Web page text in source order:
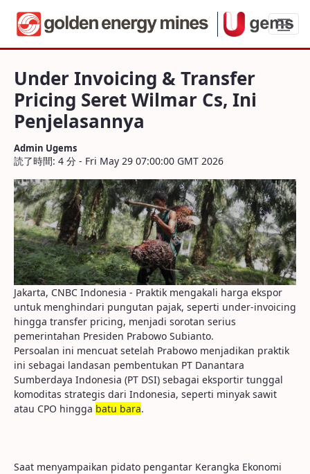
Under Invoicing & Transfer Pricing
Under Invoicing & Transfer
Pricing Seret Wilmar Cs, Ini
Penjelasannya
Admin Ugems
読了時間: 4 分 - Fri May 29 07:00:00 GMT 2026
Jakarta, CNBC Indonesia - Praktik mengakali harga ekspor
untuk menghindari pungutan pajak, seperti under-invoicing
hingga transfer pricing, menjadi sorotan serius
pemerintahan Presiden Prabowo Subianto.
Persoalan ini mencuat setelah Prabowo menjadikan praktik
ini sebagai landasan pembentukan PT Danantara
Sumberdaya Indonesia (PT DSI) sebagai eksportir tunggal
komoditas strategis dari Indonesia, seperti minyak sawit
atau CPO hingga batu bara.
Saat menyampaikan pidato pengantar Kerangka Ekonomi